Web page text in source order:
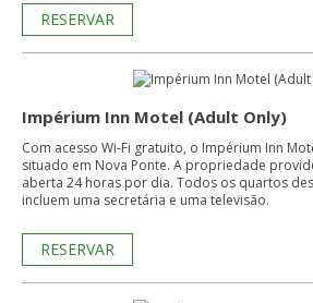
RESERVAR
Impérium Inn Motel (Adult Only)
Com acesso Wi-Fi gratuito, o Impérium Inn
situado em Nova Ponte. A propriedade
aberta 24 horas por dia. Todos os quartos deste motel para casais
incluem uma secretária e uma televisão.
RESERVAR